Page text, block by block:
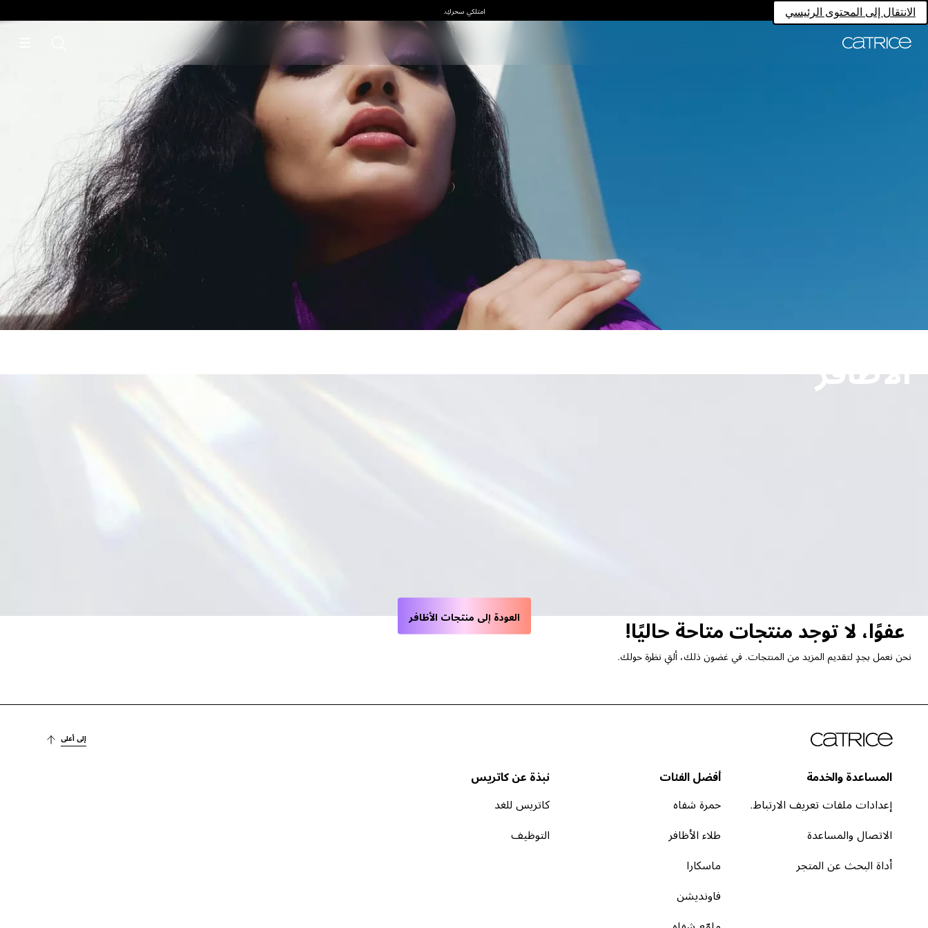
الانتقال إلى المحتوى الرئيسي امتلكي سحركِ.
الأظافر
عفوًا، لا توجد منتجات متاحة حاليًا!
نحن نعمل بجدٍ لتقديم المزيد من المنتجات. في غضون ذلك، ألقِ نظرة حولك.
العودة إلى منتجات الأظافر
إلى أعلى
المساعدة والخدمة
إعدادات ملفات تعريف الارتباط.
الاتصال والمساعدة
أداة البحث عن المتجر
أفضل الفئات
حمرة شفاه
طلاء الأظافر
ماسكارا
فاونديشن
نبذة عن كاتريس
كاتريس للغد
التوظيف